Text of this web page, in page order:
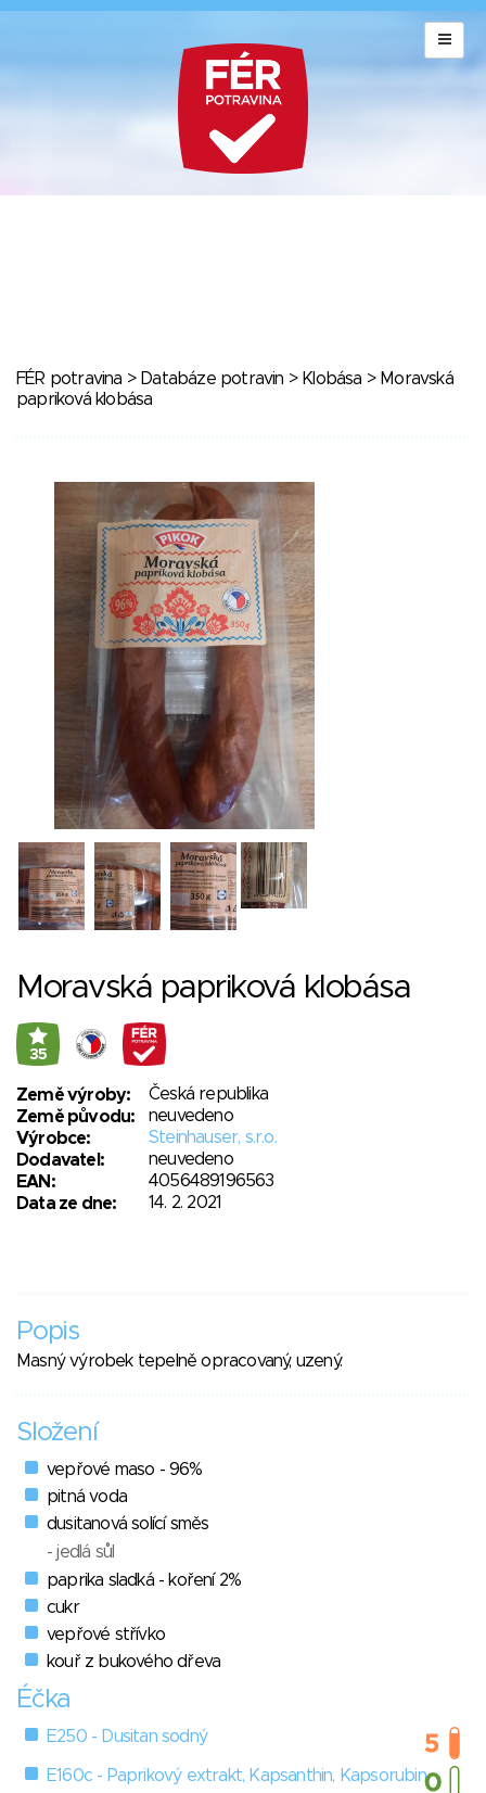
FÉR potravina > Databáze potravin > Klobása > Moravská
papriková klobása
Moravská papriková klobása
35
Země výroby:
Česká republika
Země původu:
neuvedeno
Výrobce:
Steinhauser, s.r.o.
Dodavatel:
neuvedeno
EAN:
4056489196563
Data ze dne:
14. 2. 2021
Popis
Masný výrobek tepelně opracovaný, uzený.
Složení
vepřové maso - 96%
pitná voda
dusitanová solící směs
- jedlá sůl
paprika sladká - koření 2%
cukr
vepřové střívko
kouř z bukového dřeva
Éčka
E250 - Dusitan sodný
E160c - Paprikový extrakt, Kapsanthin, Kapsorubin